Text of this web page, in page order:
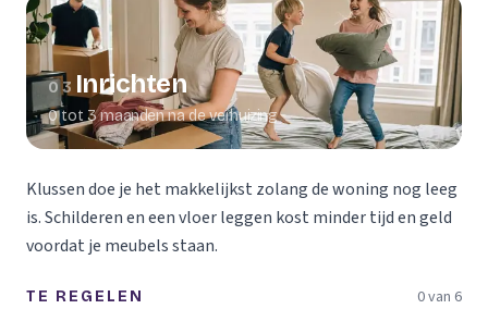
03 Inrichten
0 tot 3 maanden na de verhuizing
Klussen doe je het makkelijkst zolang de woning nog leeg
is. Schilderen en een vloer leggen kost minder tijd en geld
voordat je meubels staan.
TE REGELEN 0 van 6